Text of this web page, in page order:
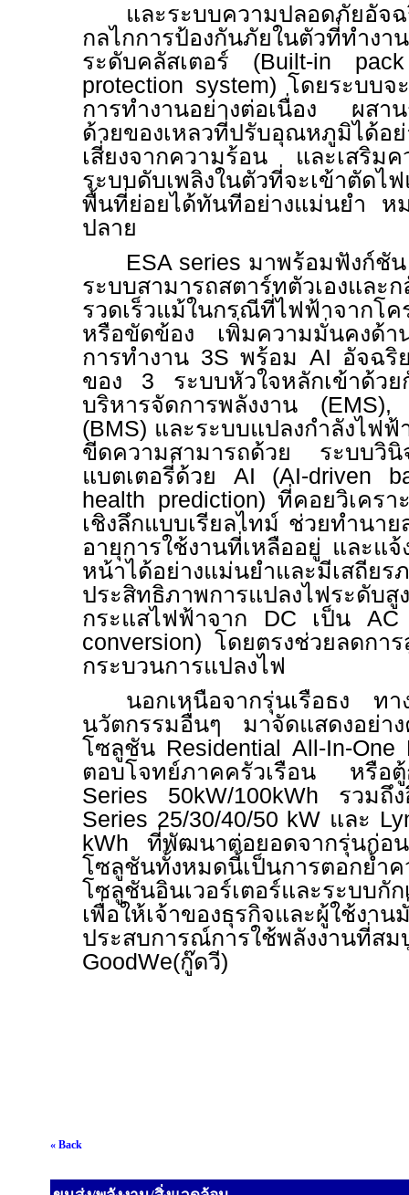
และระบบความปลอดภัย
กลไกการป้องกันภัยในตัวที่ทำงา
ระดับคลัสเตอร์ (Built-in
protection system) โดยระบบจ
การทำงานอย่างต่อเนื่อง ผสา
ด้วยของเหลวที่ปรับอุณหภูมิได้อ
เสี่ยงจากความร้อน และเสริม
ระบบดับเพลิงในตัวที่จะเข้าตัดไ
พื้นที่ย่อยได้ทันทีอย่างแม่นยำ ห
ปลาย
ESA series มาพร้อมฟังก์ชั
ระบบสามารถสตาร์ทตัวเองและ
รวดเร็วแม้ในกรณีที่ไฟฟ้าจากโ
หรือขัดข้อง เพิ่มความมั่นคงด้
การทำงาน 3Sพร้อม AI อัจฉริ
ของ 3 ระบบหัวใจหลักเข้าด้
บริหารจัดการพลังงาน (
(BMS) และระบบแปลงกำลังไฟฟ้
ขีดความสามารถด้วย ระบบวินิ
แบตเตอรี่ด้วย AI (AI-driven
health prediction) ที่คอยวิเครา
เชิงลึกแบบเรียลไทม์ ช่วยทำนา
อายุการใช้งานที่เหลืออยู่ และแ
หน้าได้อย่างแม่นยำและมี
ประสิทธิภาพการแปลงไฟระดับสู
กระแสไฟฟ้าจาก DC เป็น
conversion) โดยตรงช่วยลดกา
กระบวนการแปลงไฟ
นอกเหนือจากรุ่นเรือธง
นวัตกรรมอื่นๆ มาจัดแสดงอย่า
โซลูชัน Residential All-In-
ตอบโจทย์ภาคครัวเรือน หรือ
Series 50kW/100kWh รวมถึ
Series 25/30/40/50 kW และ
kWh ที่พัฒนาต่อยอดจากรุ่นก่อ
โซลูชันทั้งหมดนี้เป็นการตอกย้ำ
โซลูชันอินเวอร์เตอร์และระบบกั
เพื่อให้เจ้าของธุรกิจและผู้ใช้งาน
ประสบการณ์การใช้พลังงานที่ส
GoodWe(กู๊ดวี)
« Back